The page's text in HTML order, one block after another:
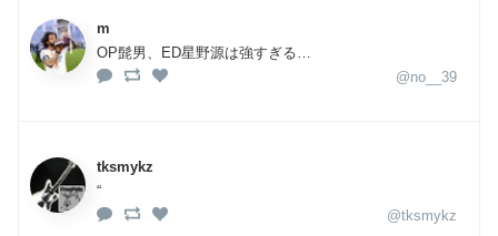
m
OP髭男、ED星野源は強すぎる…
@no__39
tksmykz
“
@tksmykz